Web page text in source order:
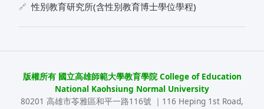
性別教育研究所(含性別教育博士學位學程)
版權所有 國立高雄師範大學教育學院 College of Education
National Kaohsiung Normal University
80201 高雄市苓雅區和平一路116號 ｜116 Heping 1st Road,